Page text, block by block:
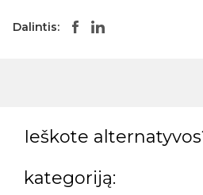
Dalintis:
Ieškote
kategoriją: